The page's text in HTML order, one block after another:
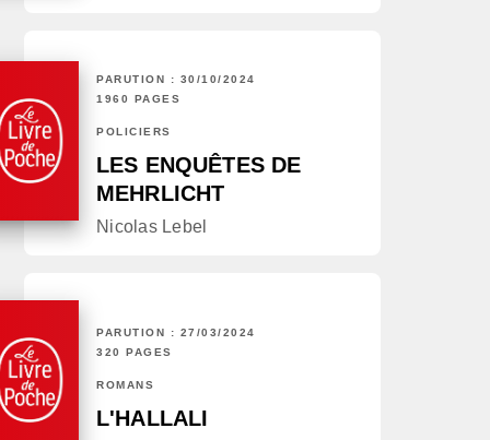
PARUTION : 30/10/2024
1960 PAGES
POLICIERS
LES ENQUÊTES DE
MEHRLICHT
Nicolas Lebel
PARUTION : 27/03/2024
320 PAGES
ROMANS
L'HALLALI